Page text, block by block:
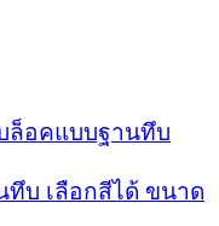
ทึบ เลือกสีได้ ขนาด